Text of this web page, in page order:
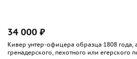
34 000 ₽
Кивер унтер-офицера образца 1808 года,
гренадерского, пехотного или егерского